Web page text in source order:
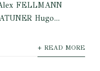
FELLMANN
Hugo...
+ READ MORE